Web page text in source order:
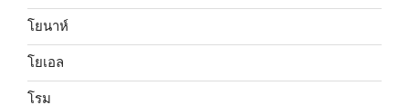
โยนาห์
โยเอล
โรม